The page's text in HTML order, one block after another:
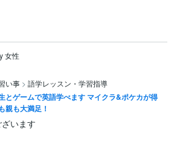
女性
い事 > 語学レッスン・学習指導
とゲームで英語学べます マイクラ&ポケカが得
親も大満足！
います